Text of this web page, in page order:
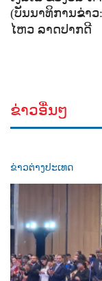
(ບັນນາທິການຂ່າວ:
ໄຫວ ລາດປາກດີ
ຂ່າວອື່ນໆ
ຂ່າວຕ່າງປະເທດ